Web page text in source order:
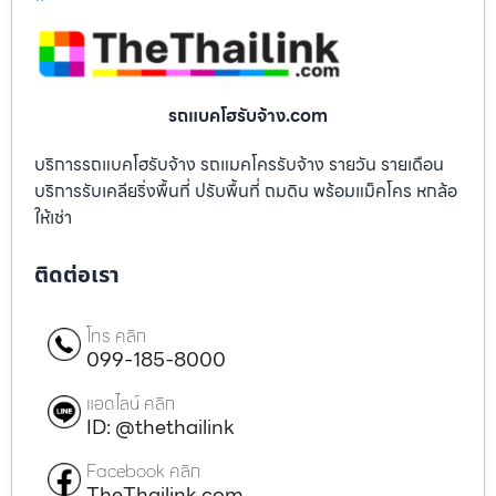
รถแบคโฮรับจ้าง.com
บริการรถแบคโฮรับจ้าง รถแมคโครรับจ้าง รายวัน รายเดือน
บริการรับเคลียริ่งพื้นที่ ปรับพื้นที่ ถมดิน พร้อมแม็คโคร หกล้อ
ให้เช่า
ติดต่อเรา
โทร คลิก
099-185-8000
แอดไลน์ คลิก
ID: @thethailink
Facebook คลิก